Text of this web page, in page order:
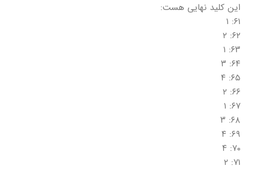
این کلید نهایی هست:
۶۱: ۱
۶۲: ۲
۶۳: ۱
۶۴: ۳
۶۵: ۴
۶۶: ۲
۶۷: ۱
۶۸: ۳
۶۹: ۴
۷۰: ۴
۷۱: ۲